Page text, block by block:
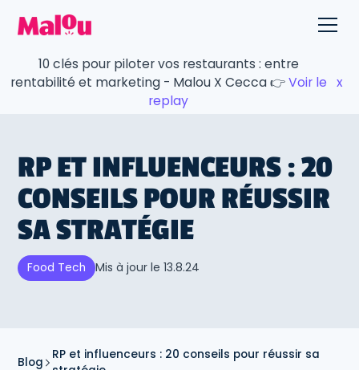
10 clés pour piloter vos restaurants : entre
rentabilité et marketing - Malou X Cecca 👉Voir le
replay
x
RP ET INFLUENCEURS : 20
CONSEILS POUR RÉUSSIR
SA STRATÉGIE
Food Tech Mis à jour le 13.8.24
Blog
RP et influenceurs : 20 conseils pour réussir sa